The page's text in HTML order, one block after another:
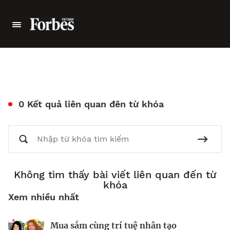
0 Kết quả liên quan đên từ khóa
Không tìm thấy bài viết liên quan đến từ
khóa
Xem nhiều nhất
Mua sắm cùng trí tuệ nhân tạo
Nhà sáng lập 25 tuổi và tham vọng lật
Kiểm soát bất ổn và bảo vệ sức khỏe